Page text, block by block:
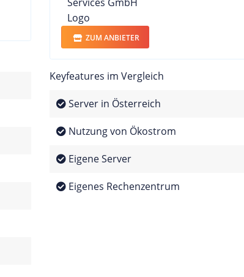
ZUM ANBIETER
Keyfeatures im Vergleich
Server in Österreich
Nutzung von Ökostrom
Eigene Server
Eigenes Rechenzentrum